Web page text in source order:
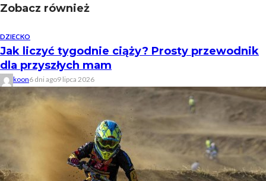
Zobacz również
DZIECKO
Jak liczyć tygodnie ciąży? Prosty przewodnik
dla przyszłych mam
koon6 dni ago9 lipca 2026